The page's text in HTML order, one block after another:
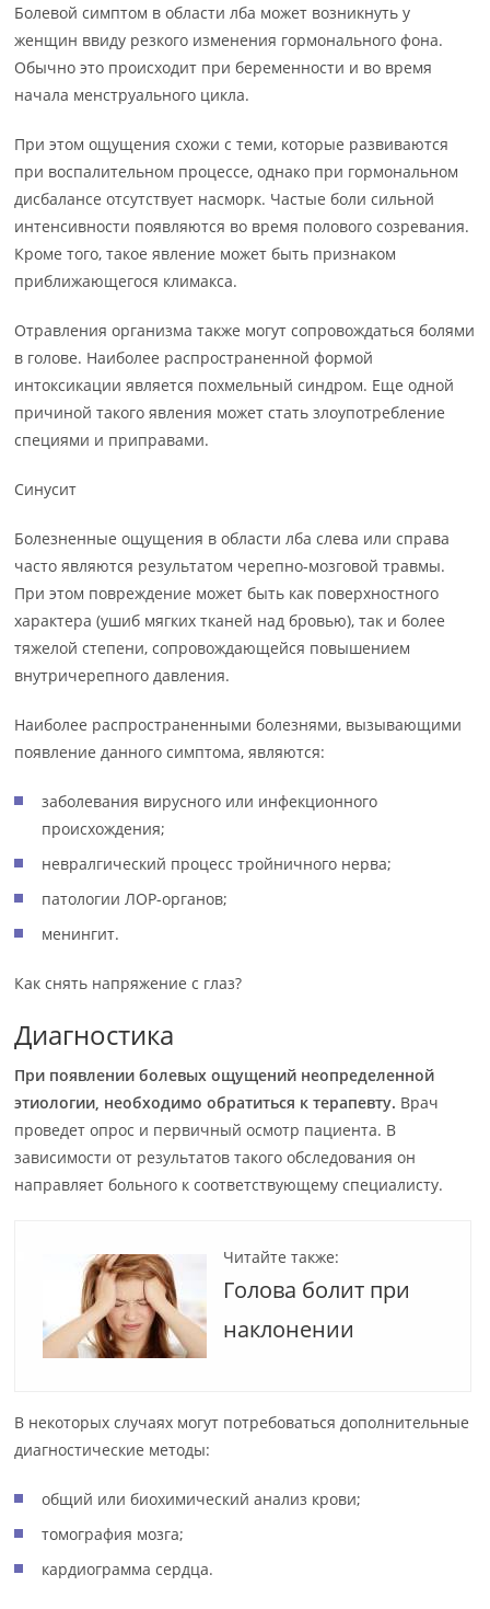
Болевой симптом в области лба может возникнуть у
женщин ввиду резкого изменения гормонального фона.
Обычно это происходит при беременности и во время
начала менструального цикла.
При этом ощущения схожи с теми, которые развиваются
при воспалительном процессе, однако при гормональном
дисбалансе отсутствует насморк. Частые боли сильной
интенсивности появляются во время полового созревания.
Кроме того, такое явление может быть признаком
приближающегося климакса.
Отравления организма также могут сопровождаться болями
в голове. Наиболее распространенной формой
интоксикации является похмельный синдром. Еще одной
причиной такого явления может стать злоупотребление
специями и приправами.
Синусит
Болезненные ощущения в области лба слева или справа
часто являются результатом черепно-мозговой травмы.
При этом повреждение может быть как поверхностного
характера (ушиб мягких тканей над бровью), так и более
тяжелой степени, сопровождающейся повышением
внутричерепного давления.
Наиболее распространенными болезнями, вызывающими
появление данного симптома, являются:
заболевания вирусного или инфекционного
происхождения;
невралгический процесс тройничного нерва;
патологии ЛОР-органов;
менингит.
Как снять напряжение с глаз?
Диагностика
При появлении болевых ощущений неопределенной
этиологии, необходимо обратиться к терапевту. Врач
проведет опрос и первичный осмотр пациента. В
зависимости от результатов такого обследования он
направляет больного к соответствующему специалисту.
Читайте также:
Голова болит при
наклонении
В некоторых случаях могут потребоваться дополнительные
диагностические методы:
общий или биохимический анализ крови;
томография мозга;
кардиограмма сердца.